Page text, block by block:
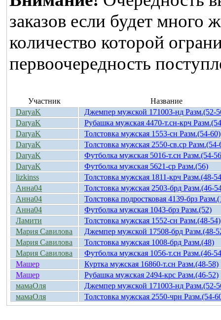
заказов если будет
количество которой
первоочередность
Участник
Название
DaryaK
Джемпер мужской 171003-нд Разм.(52-
DaryaK
Рубашка мужская 4470-т.сн-крч
DaryaK
Толстовка мужская 1553-сн Разм.(54-60)
DaryaK
Толстовка мужская 2550-св.ср Разм.(54-
DaryaK
Футболка мужская 5016-т.сн Разм.(54-
DaryaK
Футболка мужская 5621-ср Разм.(56)
lizkinss
Толстовка мужская 1811-крч Разм.(48-
Анна04
Толстовка мужская 2503-брд Разм.(46-
Анна04
Толстовка подростковая 4139-брз
Анна04
Футболка мужская 1043-брз Разм.(52)
Ламити
Толстовка мужская 1552-сн Разм.(48-54)
Мария Савилова
Джемпер мужской 17508-брд Разм.(48-
Мария Савилова
Толстовка мужская 1008-брд Разм.(48)
Мария Савилова
Футболка мужская 1056-т.сн Разм.(46-
Машер
Куртка мужская 16860-т.сн Разм.(48-58)
Машер
Рубашка мужская 2494-крс Разм.(46-52)
мамаОля
Джемпер мужской 171003-нд Разм.(52-
мамаОля
Толстовка мужская 2550-чрн Разм.(54-